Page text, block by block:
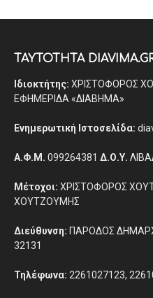
ΤΑΥΤΟΤΗΤΑ
Ιδιοκτήτης: ΧΡΙΣΤΟΦΟΡΟΣ
ΕΦΗΜΕΡΙΔΑ «ΔΙΑΒΗΜΑ»
Ενημερωτική Ιστοσελίδα:
Α.Φ.Μ. 099264381 Δ.Ο.Υ.
Μέτοχοι: ΧΡΙΣΤΟΦΟΡΟΣ
ΧΟΥΤΖΟΥΜΗΣ
Διεύθυνση: ΠΑΡΟΔΟΣ
32131
Τηλέφωνα: 2261027123,